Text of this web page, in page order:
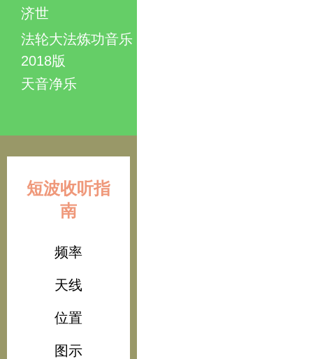
济世
法轮大法炼功音乐
2018版
天音净乐
短波收听指
南
频率
天线
位置
图示